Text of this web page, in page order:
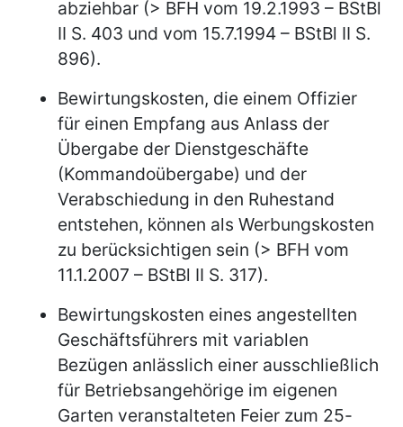
abziehbar (> BFH vom 19.2.1993 – BStBl
II S. 403 und vom 15.7.1994 – BStBl II S.
896).
Bewirtungskosten, die einem Offizier
für einen Empfang aus Anlass der
Übergabe der Dienstgeschäfte
(Kommandoübergabe) und der
Verabschiedung in den Ruhestand
entstehen, können als Werbungskosten
zu berücksichtigen sein (> BFH vom
11.1.2007 – BStBl II S. 317).
Bewirtungskosten eines angestellten
Geschäftsführers mit variablen
Bezügen anlässlich einer ausschließlich
für Betriebsangehörige im eigenen
Garten veranstalteten Feier zum 25-